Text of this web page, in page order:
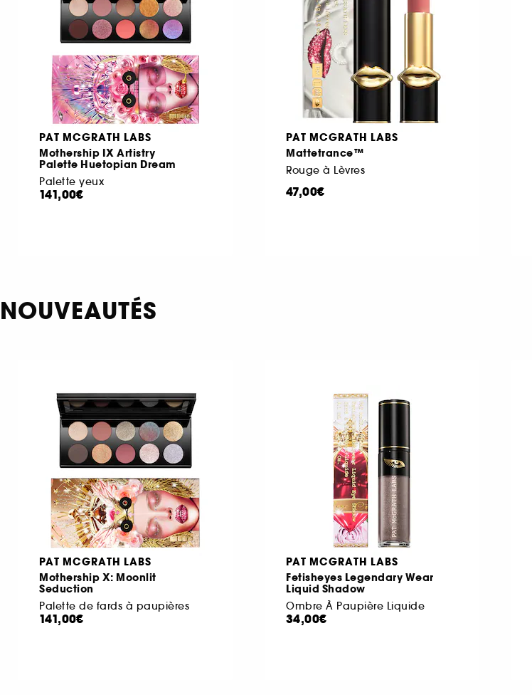
PAT MCGRATH LABS
Mothership IX Artistry
Palette Huetopian Dream
Palette yeux
141,00€
PAT MCGRATH LABS
Mattetrance™
Rouge à Lèvres
47,00€
NOUVEAUTÉS
PAT MCGRATH LABS
Mothership X: Moonlit
Seduction
Palette de fards à paupières
141,00€
PAT MCGRATH LABS
Fetisheyes Legendary Wear
Liquid Shadow
Ombre À Paupière Liquide
34,00€